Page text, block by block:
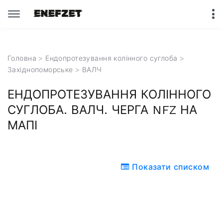
Головна > Ендопротезування колінного суглоба >
Західнопоморське > ВАЛЧ
ЕНДОПРОТЕЗУВАННЯ КОЛІННОГО
СУГЛОБА. ВАЛЧ. ЧЕРГА NFZ НА
МАПІ
Показати списком